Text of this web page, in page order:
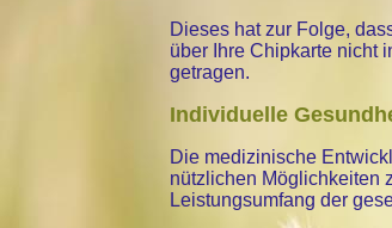
Dieses hat zur Folge,
über Ihre Chipkarte nicht
getragen.
Individuelle
Die medizinische
nützlichen Möglichkeiten
Leistungsumfang der